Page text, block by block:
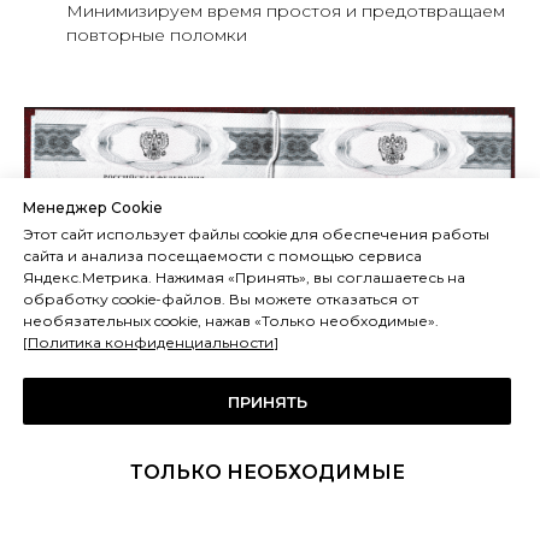
Минимизируем время простоя и предотвращаем
повторные поломки
Менеджер Cookie
Этот сайт использует файлы cookie для обеспечения работы
сайта и анализа посещаемости с помощью сервиса
Яндекс.Метрика. Нажимая «Принять», вы соглашаетесь на
обработку cookie-файлов. Вы можете отказаться от
необязательных cookie, нажав «Только необходимые».
[Политика конфиденциальности]
ПРИНЯТЬ
ТОЛЬКО НЕОБХОДИМЫЕ